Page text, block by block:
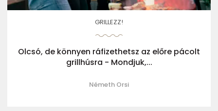
GRILLEZZ!
Olcsó, de könnyen ráfizethetsz az előre pácolt
grillhúsra - Mondjuk,...
Németh Orsi